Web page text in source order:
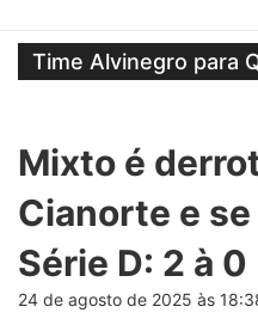
Time Alvinegro para
Mixto é
Cianorte e
Série D: 2 à 0
24 de agosto de 2025 às